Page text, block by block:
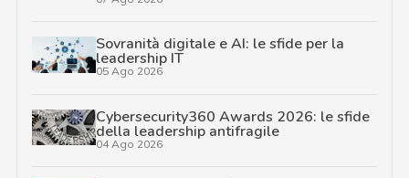
Sovranità digitale e AI: le sfide per la
leadership IT
05 Ago 2026
Cybersecurity360 Awards 2026: le sfide
della leadership antifragile
04 Ago 2026